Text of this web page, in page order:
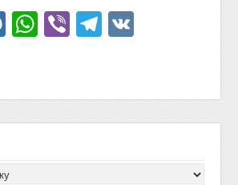
Mail.Ru
WhatsApp
ViberTelegram